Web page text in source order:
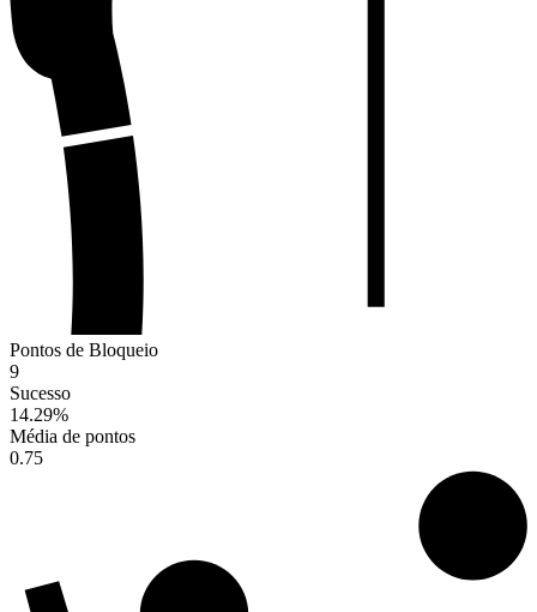
Pontos de Bloqueio
9
Sucesso
14.29%
Média de pontos
0.75